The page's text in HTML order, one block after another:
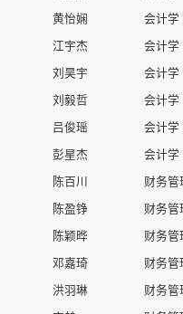
黄怡娴 会计学
江宇杰 会计学
刘昊宇 会计学
刘毅哲 会计学
吕俊瑶 会计学
彭星杰 会计学
陈百川 财务管
陈盈铮 财务管
陈颖晔 财务管
邓嘉琦 财务管
洪羽琳 财务管